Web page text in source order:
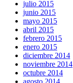
julio 2015
junio 2015
mayo 2015
abril 2015
febrero 2015
enero 2015
diciembre 2014
noviembre 2014
octubre 2014
agosto 2014